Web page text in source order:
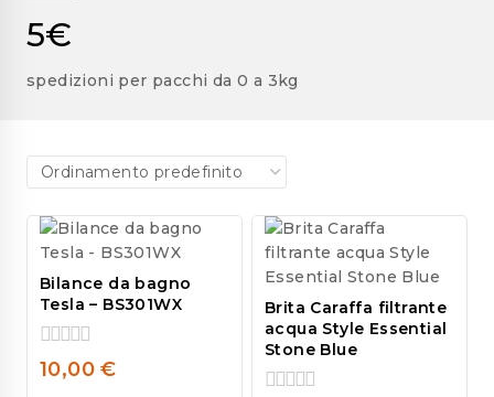
5€
spedizioni per pacchi da 0 a 3kg
Bilance da bagno
Tesla – BS301WX
0
10,00€
Brita Caraffa filtrante
acqua Style Essential
Stone Blue